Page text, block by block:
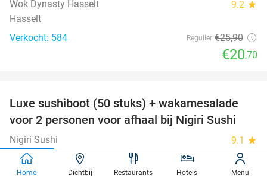
Wok Dynasty Hasselt 9.2 star
Hasselt
Verkocht: 584
Regulier €25,90
€20,70
55%
Luxe sushiboot (50 stuks) + wakamesalade
voor 2 personen voor afhaal bij Nigiri Sushi
Nigiri Sushi 9.1 star
Westerlo (15 km)
Verkocht: 138
€67
Home Dichtbij Restaurants Hotels Menu